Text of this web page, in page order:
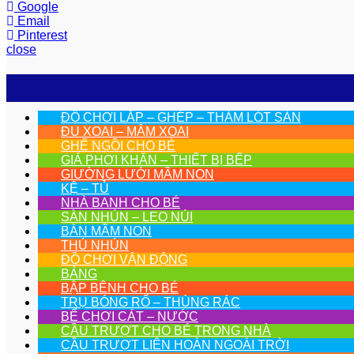
Google
Email
Pinterest
close
ĐỒ CHƠI LẮP – GHÉP – THẢM LÓT SÀN
ĐU XOAI – MÂM XOAI
GHẾ NGỒI CHO BÉ
GIÁ PHƠI KHĂN – THIẾT BỊ BẾP
GIƯỜNG LƯỚI MẦM NON
KỆ – TỦ
NHÀ BANH CHO BÉ
SÀN NHÚN – LEO NÚI
BÀN MẦM NON
THÚ NHÚN
ĐỒ CHƠI VẬN ĐỘNG
BẢNG
BẬP BÊNH CHO BÉ
TRỤ BÓNG RỔ – THÙNG RÁC
BỂ CHƠI CÁT – NƯỚC
CẦU TRƯỢT CHO BÉ TRONG NHÀ
CẦU TRƯỢT LIÊN HOÀN NGOÀI TRỜI